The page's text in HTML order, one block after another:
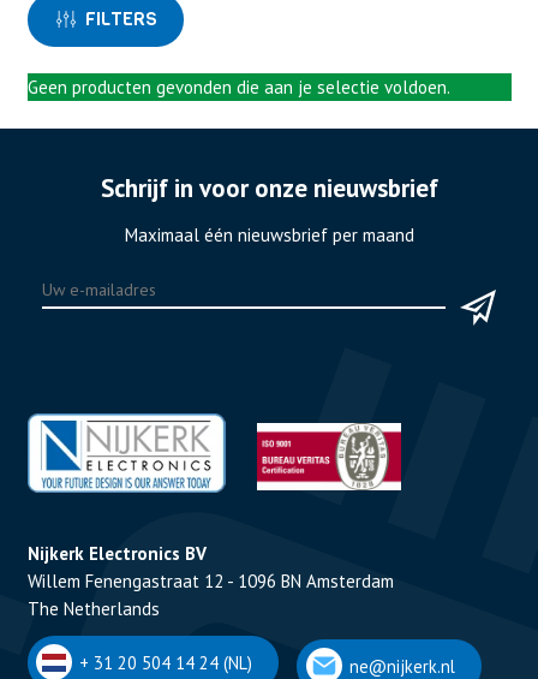
FILTERS
Geen producten gevonden die aan je selectie voldoen.
Schrijf in voor onze nieuwsbrief
Maximaal één nieuwsbrief per maand
Nijkerk Electronics BV
Willem Fenengastraat 12 - 1096 BN Amsterdam
The Netherlands
+ 31 20 504 14 24 (NL) ne@nijkerk.nl